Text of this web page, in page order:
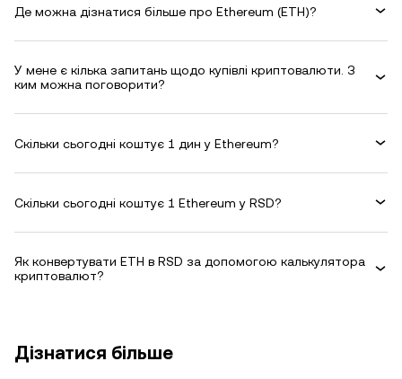
Де можна дізнатися більше про Ethereum (ETH)?
У мене є кілька запитань щодо купівлі криптовалюти. З
ким можна поговорити?
Скільки сьогодні коштує 1 дин у Ethereum?
Скільки сьогодні коштує 1 Ethereum у RSD?
Як конвертувати ETH в RSD за допомогою калькулятора
криптовалют?
Дізнатися більше